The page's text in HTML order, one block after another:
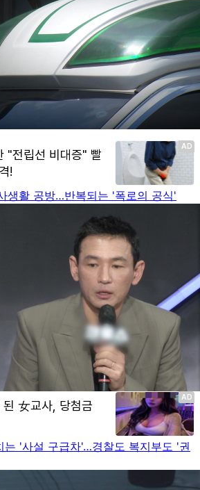
생활 공방…반복되는 '폭로의 공식'
는 '사설 구급차'…경찰도 복지부도 '권